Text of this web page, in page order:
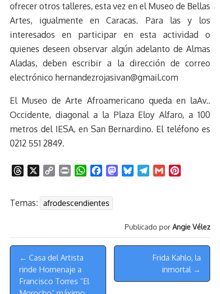
ofrecer otros talleres, esta vez en el Museo de Bellas
Artes, igualmente en Caracas. Para las y los
interesados en participar en esta actividad o
quienes deseen observar algún adelanto de Almas
Aladas, deben escribir a la dirección de correo
electrónico hernandezrojasivan@gmail.com
El Museo de Arte Afroamericano queda en laAv..
Occidente, diagonal a la Plaza Eloy Alfaro, a 100
metros del IESA, en San Bernardino. El teléfono es
0212 551 2849.
e
s
p
y
n
k
i
n
W
a
t
p
c
e
o
M
o
k
y
r
a
m
r
e
s
t
Temas: afrodescendientes
Publicado por Angie Vélez
Menú
de
Navegación
← Casa del Artista
rinde Homenaje a
Francisco Torres “El
Frida Kahlo, la
inmortal →